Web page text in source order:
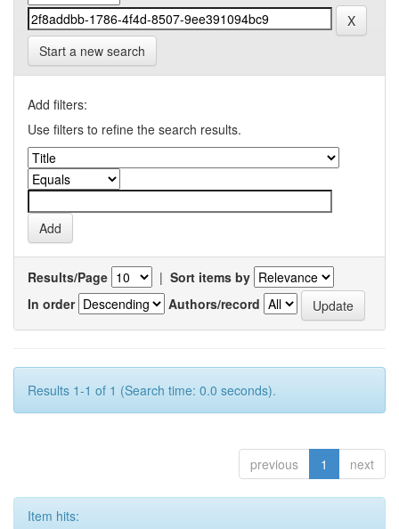
Start a new search
Add filters:
Use filters to refine the search results.
Results/Page | Sort items by
In order
Authors/record
Results 1-1 of 1 (Search time: 0.0 seconds).
previous 1 next
Item hits: